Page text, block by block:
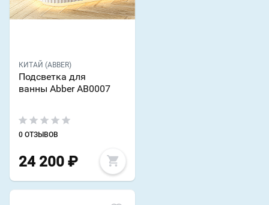
КИТАЙ (ABBER)
Подсветка для
ванны Abber AB0007
0 ОТЗЫВОВ
24 200 ₽